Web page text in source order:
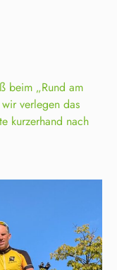
beim „Rund am
verlegen das
kurzerhand nach